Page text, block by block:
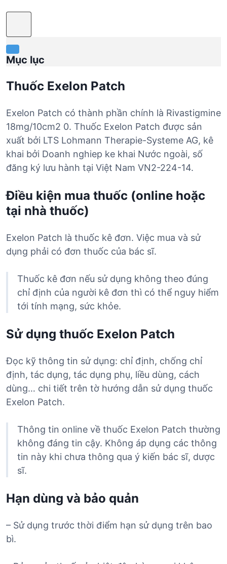
Mục lục
Thuốc Exelon Patch
Exelon Patch có thành phần chính là Rivastigmine
18mg/10cm2 0. Thuốc Exelon Patch được sản
xuất bởi LTS Lohmann Therapie-Systeme AG, kê
khai bởi Doanh nghiep ke khai Nước ngoài, số
đăng ký lưu hành tại Việt Nam VN2-224-14.
Điều kiện mua thuốc (online hoặc
tại nhà thuốc)
Exelon Patch là thuốc kê đơn. Việc mua và sử
dụng phải có đơn thuốc của bác sĩ.
Thuốc kê đơn nếu sử dụng không theo đúng
chỉ định của người kê đơn thì có thể nguy hiểm
tới tính mạng, sức khỏe.
Sử dụng thuốc Exelon Patch
Đọc kỹ thông tin sử dụng: chỉ định, chống chỉ
định, tác dụng, tác dụng phụ, liều dùng, cách
dùng… chi tiết trên tờ hướng dẫn sử dụng thuốc
Exelon Patch.
Thông tin online về thuốc Exelon Patch thường
không đáng tin cậy. Không áp dụng các thông
tin này khi chưa thông qua ý kiến bác sĩ, dược
sĩ.
Hạn dùng và bảo quản
– Sử dụng trước thời điểm hạn sử dụng trên bao
bì.